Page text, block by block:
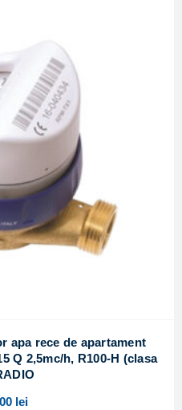
apa rece de apartament
Q 2,5mc/h, R100-H (clasa
lei